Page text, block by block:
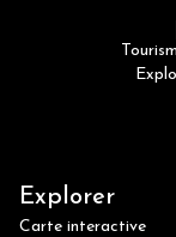
Explorer
Carte interactive